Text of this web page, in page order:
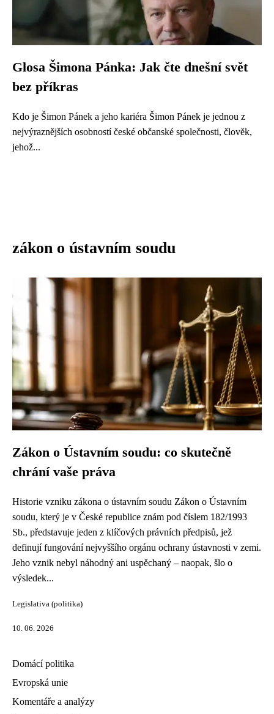
Glosa Šimona Pánka: Jak čte dnešní svět
bez příkras
Kdo je Šimon Pánek a jeho kariéra Šimon Pánek je jednou z
nejvýraznějších osobností české občanské společnosti, člověk,
jehož...
zákon o ústavním soudu
Zákon o Ústavním soudu: co skutečně
chrání vaše práva
Historie vzniku zákona o ústavním soudu Zákon o Ústavním
soudu, který je v České republice znám pod číslem 182/1993
Sb., představuje jeden z klíčových právních předpisů, jež
definují fungování nejvyššího orgánu ochrany ústavnosti v zemi.
Jeho vznik nebyl náhodný ani uspěchaný – naopak, šlo o
výsledek...
Legislativa (politika)
10. 06. 2026
Domácí politika
Evropská unie
Komentáře a analýzy